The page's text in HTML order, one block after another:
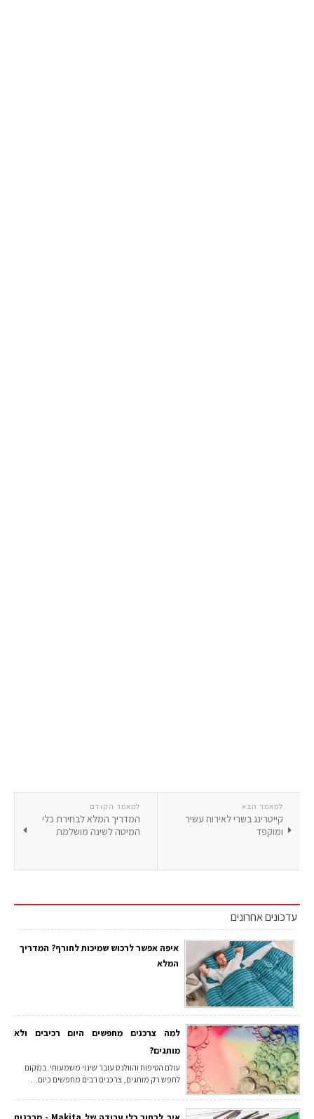
למאמר הקודם
המדריך המלא לבחירת כלי
המיטה לשינה מושלמת
למאמר הבא
קייטרינג בשרי לאירוח עשיר
ומוקפד
עדכונים אחרונים
איפה אפשר לרכוש שמיכות לחורף? המדריך
המלא
למה צרכנים מחפשים היום רכיבים ולא
מותגים?
עולם הטיפוח והוולנס עובר שינוי משמעותי. במקום
לחפש רק מותגים, צרכנים רבים מחפשים כיום…